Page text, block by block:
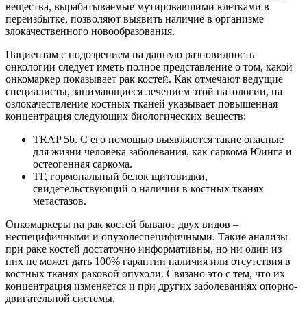
вещества, вырабатываемые мутировавшими клетками в
переизбытке, позволяют выявить наличие в организме
злокачественного новообразования.
Пациентам с подозрением на данную разновидность
онкологии следует иметь полное представление о том, какой
онкомаркер показывает рак костей. Как отмечают ведущие
специалисты, занимающиеся лечением этой патологии, на
озлокачествление костных тканей указывает повышенная
концентрация следующих биологических веществ:
TRAP 5b. С его помощью выявляются такие опасные
для жизни человека заболевания, как саркома Юинга и
остеогенная саркома.
ТГ, гормональный белок щитовидки,
свидетельствующий о наличии в костных тканях
метастазов.
Онкомаркеры на рак костей бывают двух видов –
неспецифичными и опухолеспецифичными. Такие анализы
при раке костей достаточно информативны, но ни один из
них не может дать 100% гарантии наличия или отсутствия в
костных тканях раковой опухоли. Связано это с тем, что их
концентрация изменяется и при других заболеваниях опорно-
двигательной системы.